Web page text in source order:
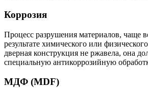
Коррозия
Процесс разрушения материалов, чаще
результате химического или
дверная конструкция не ржавела, она
специальную антикоррозийную
МДФ (MDF)